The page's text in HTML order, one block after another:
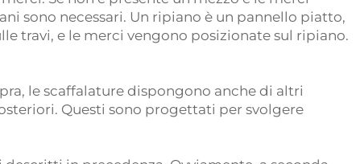
sono necessari. Un ripiano è un pannello piatto,
travi, e le merci vengono posizionate sul ripiano.
le scaffalature dispongono anche di altri
Questi sono progettati per svolgere